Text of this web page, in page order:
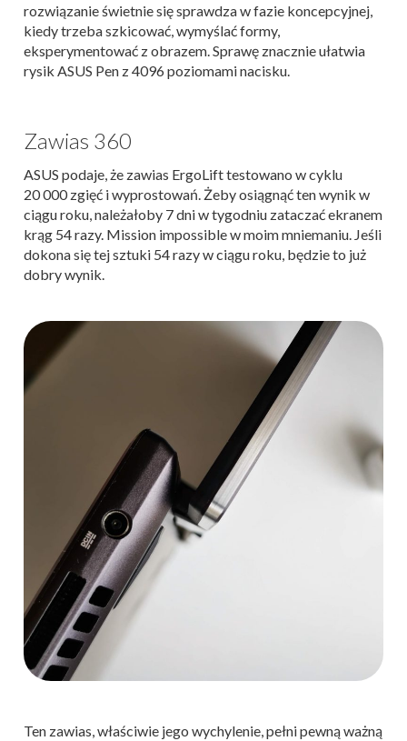
rozwiązanie świetnie się sprawdza w fazie koncepcyjnej,
kiedy trzeba szkicować, wymyślać formy,
eksperymentować z obrazem. Sprawę znacznie ułatwia
rysik ASUS Pen z 4096 poziomami nacisku.
Zawias 360
ASUS podaje, że zawias ErgoLift testowano w cyklu
20 000 zgięć i wyprostowań. Żeby osiągnąć ten wynik w
ciągu roku, należałoby 7 dni w tygodniu zataczać ekranem
krąg 54 razy. Mission impossible w moim mniemaniu. Jeśli
dokona się tej sztuki 54 razy w ciągu roku, będzie to już
dobry wynik.
Ten zawias, właściwie jego wychylenie, pełni pewną ważną